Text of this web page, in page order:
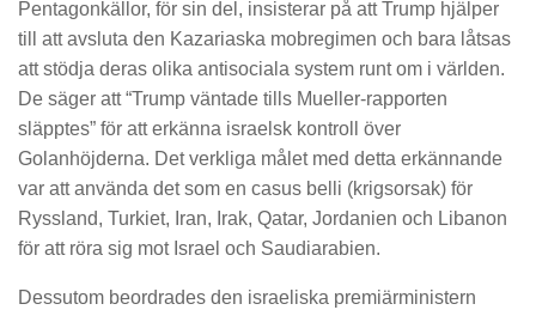
Pentagonkällor, för sin del, insisterar på att Trump hjälper
till att avsluta den Kazariaska mobregimen och bara låtsas
att stödja deras olika antisociala system runt om i världen.
De säger att “Trump väntade tills Mueller-rapporten
släpptes” för att erkänna israelsk kontroll över
Golanhöjderna. Det verkliga målet med detta erkännande
var att använda det som en casus belli (krigsorsak) för
Ryssland, Turkiet, Iran, Irak, Qatar, Jordanien och Libanon
för att röra sig mot Israel och Saudiarabien.
Dessutom beordrades den israeliska premiärministern